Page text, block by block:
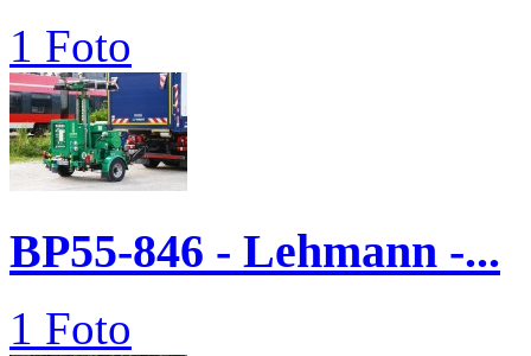
1 Foto
BP55-846 - Lehmann -...
1 Foto